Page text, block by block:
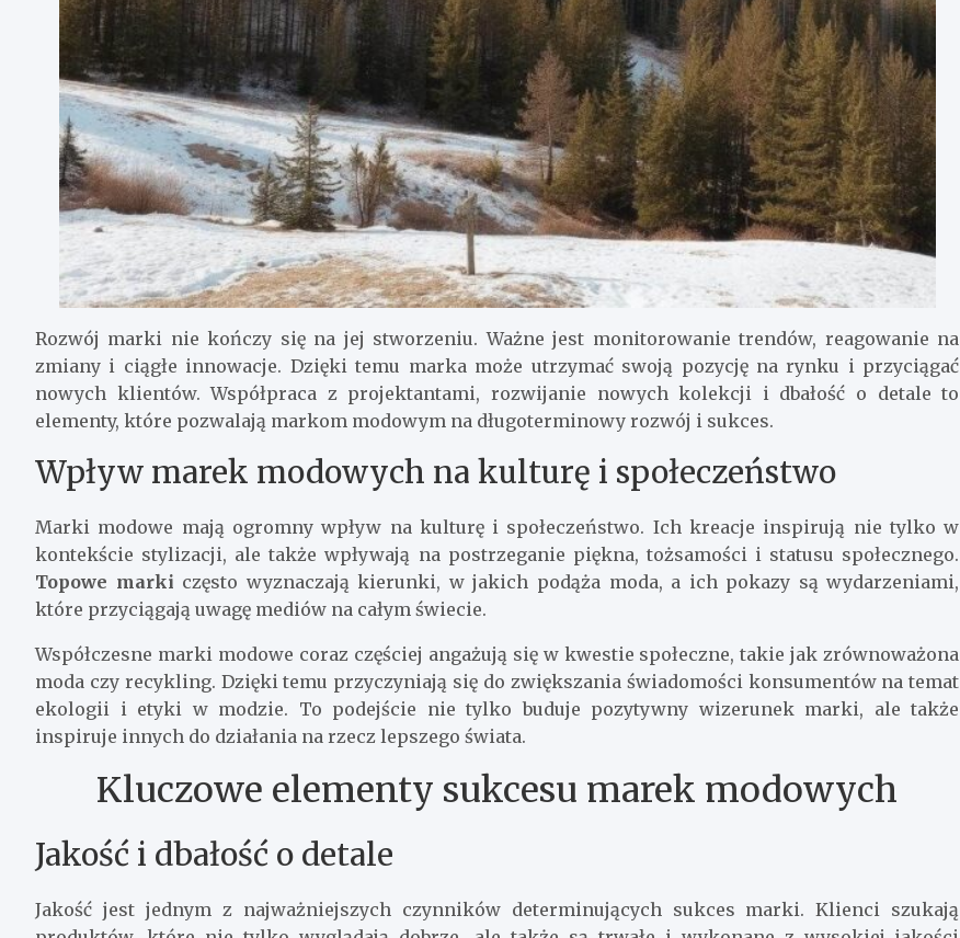
Rozwój marki nie kończy się na jej stworzeniu. Ważne jest monitorowanie trendów, reagowanie na
zmiany i ciągłe innowacje. Dzięki temu marka może utrzymać swoją pozycję na rynku i przyciągać
nowych klientów. Współpraca z projektantami, rozwijanie nowych kolekcji i dbałość o detale to
elementy, które pozwalają markom modowym na długoterminowy rozwój i sukces.
Wpływ marek modowych na kulturę i społeczeństwo
Marki modowe mają ogromny wpływ na kulturę i społeczeństwo. Ich kreacje inspirują nie tylko w
kontekście stylizacji, ale także wpływają na postrzeganie piękna, tożsamości i statusu społecznego.
Topowe marki często wyznaczają kierunki, w jakich podąża moda, a ich pokazy są wydarzeniami,
które przyciągają uwagę mediów na całym świecie.
Współczesne marki modowe coraz częściej angażują się w kwestie społeczne, takie jak zrównoważona
moda czy recykling. Dzięki temu przyczyniają się do zwiększania świadomości konsumentów na temat
ekologii i etyki w modzie. To podejście nie tylko buduje pozytywny wizerunek marki, ale także
inspiruje innych do działania na rzecz lepszego świata.
Kluczowe elementy sukcesu marek modowych
Jakość i dbałość o detale
Jakość jest jednym z najważniejszych czynników determinujących sukces marki. Klienci szukają